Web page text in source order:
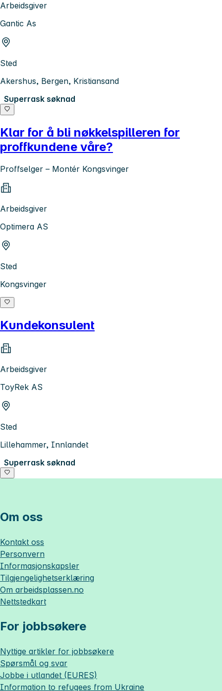
Arbeidsgiver
Gantic As
Sted
Akershus, Bergen, Kristiansand
Superrask søknad
Klar for å bli nøkkelspilleren for
proffkundene våre?
Proffselger – Montér Kongsvinger
Arbeidsgiver
Optimera AS
Sted
Kongsvinger
Kundekonsulent
Arbeidsgiver
ToyRek AS
Sted
Lillehammer, Innlandet
Superrask søknad
Om oss
Kontakt oss
Personvern
Informasjonskapsler
Tilgjengelighetserklæring
Om arbeidsplassen.no
Nettstedkart
For jobbsøkere
Nyttige artikler for jobbsøkere
Spørsmål og svar
Jobbe i utlandet (EURES)
Information to refugees from Ukraine